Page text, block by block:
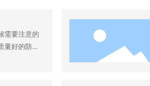
需要注意的
量好的防晒
要注意的